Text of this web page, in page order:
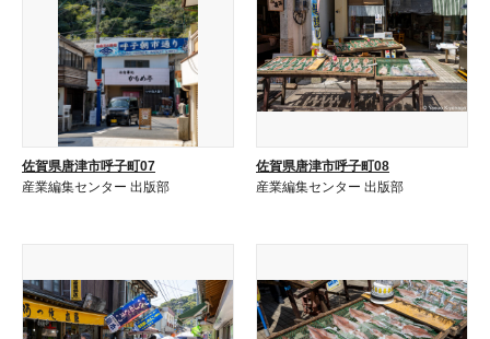
佐賀県唐津市呼子町07
産業編集センター 出版部
佐賀県唐津市呼子町08
産業編集センター 出版部